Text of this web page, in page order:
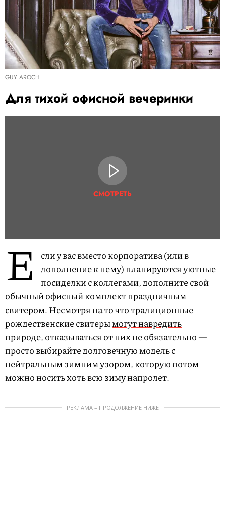
GUY AROCH
Для тихой офисной вечеринки
СМОТРЕТЬ
Е
сли у вас вместо корпоратива (или в
дополнение к нему) планируются уютные
посиделки с коллегами, дополните свой
обычный офисный комплект праздничным
свитером. Несмотря на то что традиционные
рождественские свитерымогут навредить
природе, отказываться от них не обязательно —
просто выбирайте долговечную модель с
нейтральным зимним узором, которую потом
можно носить хоть всю зиму напролет.
РЕКЛАМА – ПРОДОЛЖЕНИЕ НИЖЕ